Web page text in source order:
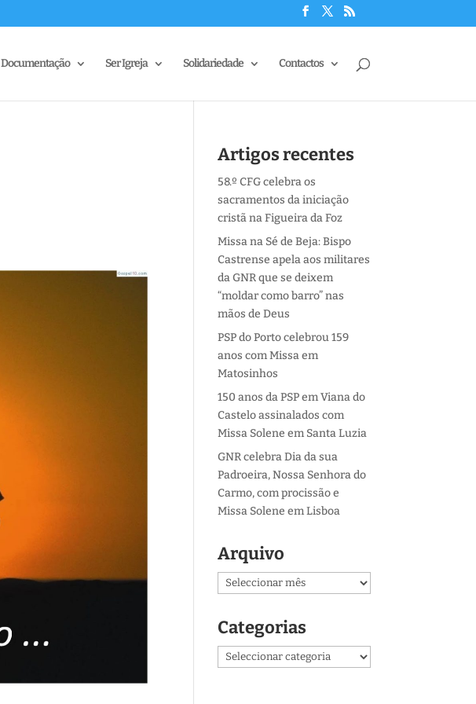
Documentação Ser Igreja Solidariedade Contactos
Artigos recentes
58.º CFG celebra os
sacramentos da iniciação
cristã na Figueira da Foz
Missa na Sé de Beja: Bispo
Castrense apela aos militares
da GNR que se deixem
“moldar como barro” nas
mãos de Deus
PSP do Porto celebrou 159
anos com Missa em
Matosinhos
150 anos da PSP em Viana do
Castelo assinalados com
Missa Solene em Santa Luzia
GNR celebra Dia da sua
Padroeira, Nossa Senhora do
Carmo, com procissão e
Missa Solene em Lisboa
Arquivo
Arquivo
Categorias
Categorias